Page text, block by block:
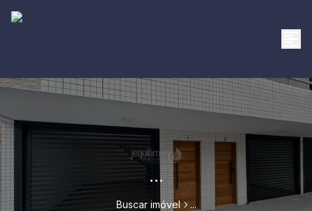
...
Buscar imóvel ...